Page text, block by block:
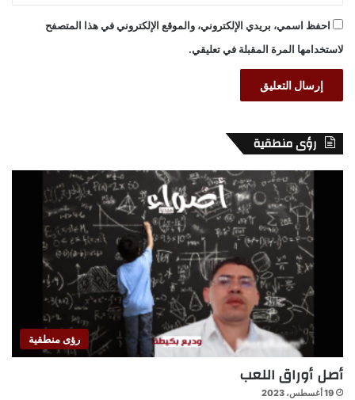
احفظ اسمي، بريدي الإلكتروني، والموقع الإلكتروني في هذا المتصفح
لاستخدامها المرة المقبلة في تعليقي.
رؤى منطقية
رؤى منطقية
أصل أوراق اللعب
19 أغسطس، 2023